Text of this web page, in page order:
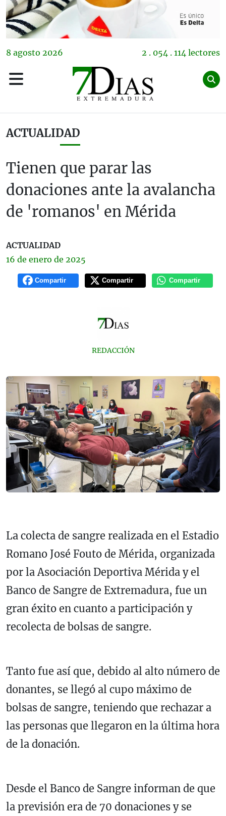
8 agosto 2026 2 . 054 . 114 lectores
ACTUALIDAD
Tienen que parar las
donaciones ante la avalancha
de 'romanos' en Mérida
ACTUALIDAD
16 de enero de 2025
Compartir Compartir Compartir
REDACCIÓN
La colecta de sangre realizada en el Estadio
Romano José Fouto de Mérida, organizada
por la Asociación Deportiva Mérida y el
Banco de Sangre de Extremadura, fue un
gran éxito en cuanto a participación y
recolecta de bolsas de sangre.
Tanto fue así que, debido al alto número de
donantes, se llegó al cupo máximo de
bolsas de sangre, teniendo que rechazar a
las personas que llegaron en la última hora
de la donación.
Desde el Banco de Sangre informan de que
la previsión era de 70 donaciones y se